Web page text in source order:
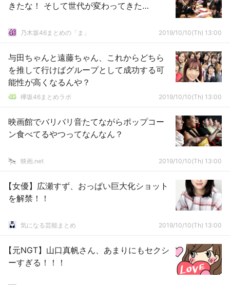
きたな！ そして世代が変わってきた…
乃木坂46まとめの「ま」 2019/10/10(Th) 13:00
与田ちゃんと遠藤ちゃん、これからどちら
を推して行けばグループとして成功する可
能性が高くなるんや？
欅坂46まとめラボ 2019/10/10(Th) 13:00
映画館でバリバリ音たてながらポップコー
ン食べてるやつってなんなん？
映画.net 2019/10/10(Th) 13:00
【女優】広瀬すず、おっぱい巨大化ショット
を解禁！！
気になる芸能まとめ 2019/10/10(Th) 13:00
【元NGT】山口真帆さん、あまりにもセクシ
ーすぎる！！！